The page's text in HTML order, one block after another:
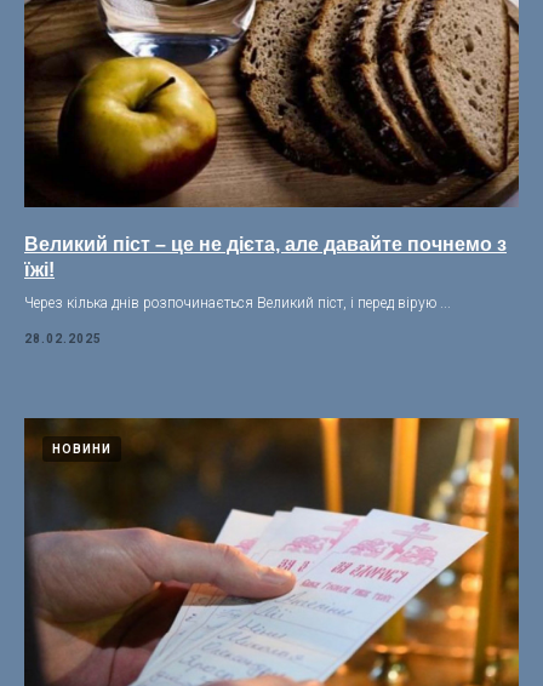
Великий піст – це не дієта, але давайте почнемо з
їжі!
Через кілька днів розпочинається Великий піст, і перед вірую ...
28.02.2025
НОВИНИ